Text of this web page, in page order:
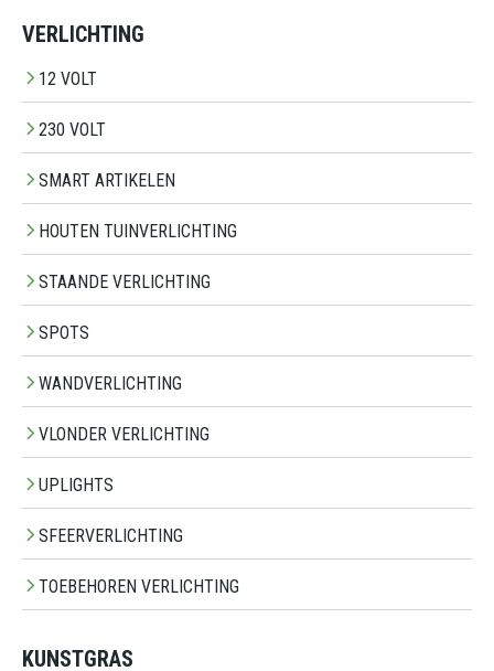
VERLICHTING
12 VOLT
230 VOLT
SMART ARTIKELEN
HOUTEN TUINVERLICHTING
STAANDE VERLICHTING
SPOTS
WANDVERLICHTING
VLONDER VERLICHTING
UPLIGHTS
SFEERVERLICHTING
TOEBEHOREN VERLICHTING
KUNSTGRAS